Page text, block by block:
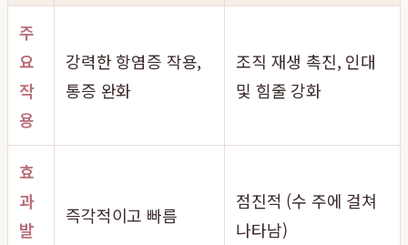
주
요
작
용
강력한 항염증 작용,
통증 완화
조직 재생 촉진, 인대
및 힘줄 강화
효
과
발
즉각적이고 빠름
점진적 (수 주에 걸쳐
나타남)